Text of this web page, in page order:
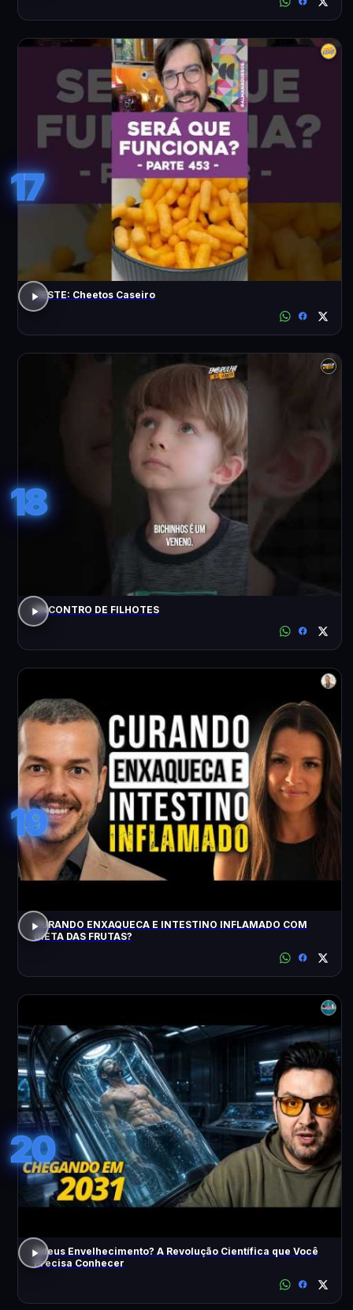
17
TESTE: Cheetos Caseiro
18
ENCONTRO DE FILHOTES
19
CURANDO ENXAQUECA E INTESTINO INFLAMADO COM
DIETA DAS FRUTAS?
20
Adeus Envelhecimento? A Revolução Científica que Você
Precisa Conhecer